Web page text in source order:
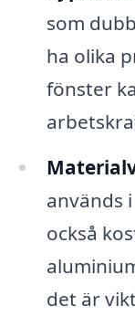
som
ha olika
fönster
används
också
det är